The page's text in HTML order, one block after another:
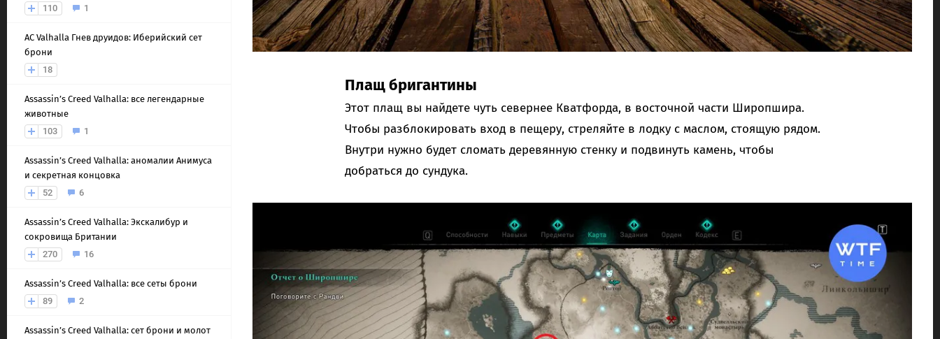
110
1
AС Valhalla Гнев друидов: Иберийский сет
брони
18
Assassin’s Creed Valhalla: все легендарные
животные
103
1
Assassin’s Creed Valhalla: аномалии Анимуса
и секретная концовка
52
6
Assassin’s Creed Valhalla: Экскалибур и
сокровища Британии
270
16
Assassin’s Creed Valhalla: все сеты брони
89
2
Assassin’s Creed Valhalla: сет брони и молот
Плащ бригантины
Этот плащ вы найдете чуть севернее Кватфорда, в восточной части Широпшира.
Чтобы разблокировать вход в пещеру, стреляйте в лодку с маслом, стоящую рядом.
Внутри нужно будет сломать деревянную стенку и подвинуть камень, чтобы
добраться до сундука.